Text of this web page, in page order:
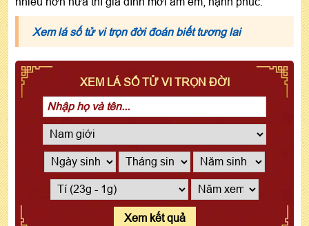
Xem lá số tử vi trọn đời đoán biết tương lai
XEM LÁ SỐ TỬ VI TRỌN ĐỜI
Xem kết quả